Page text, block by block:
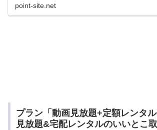
point-site.net
プラン「動画見放題+定額レンタ
見放題&宅配レンタルのいいとこ